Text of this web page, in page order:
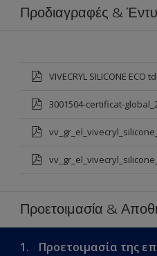
Προδιαγραφές &
VIVECRYL SILICONE ECO
3001504-certificat-
Προετοιμασία &
1. Προετοιμασία της